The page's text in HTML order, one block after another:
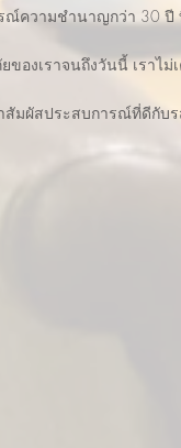
ณ์ความชำนาญกว่า 30 ปี
ของเราจนถึงวันนี้ เราไ
สัมผัสประสบการณ์ที่ดีกับ